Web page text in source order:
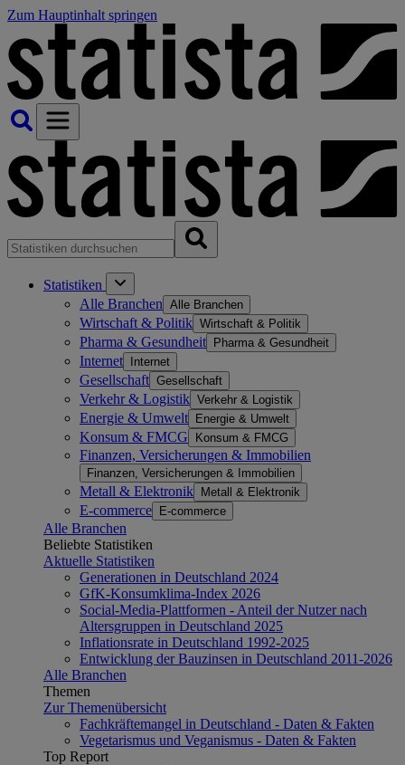
Zum Hauptinhalt springen
Statistiken
Alle Branchen Alle Branchen
Wirtschaft & Politik Wirtschaft & Politik
Pharma & Gesundheit Pharma & Gesundheit
Internet Internet
Gesellschaft Gesellschaft
Verkehr & Logistik Verkehr & Logistik
Energie & Umwelt Energie & Umwelt
Konsum & FMCG Konsum & FMCG
Finanzen, Versicherungen & Immobilien
Finanzen, Versicherungen & Immobilien
Metall & Elektronik Metall & Elektronik
E-commerce E-commerce
Alle Branchen
Beliebte Statistiken
Aktuelle Statistiken
Generationen in Deutschland 2024
GfK-Konsumklima-Index 2026
Social-Media-Plattformen - Anteil der Nutzer nach
Altersgruppen in Deutschland 2025
Inflationsrate in Deutschland 1992-2025
Entwicklung der Bauzinsen in Deutschland 2011-2026
Alle Branchen
Themen
Zur Themenübersicht
Fachkräftemangel in Deutschland - Daten & Fakten
Vegetarismus und Veganismus - Daten & Fakten
Top Report